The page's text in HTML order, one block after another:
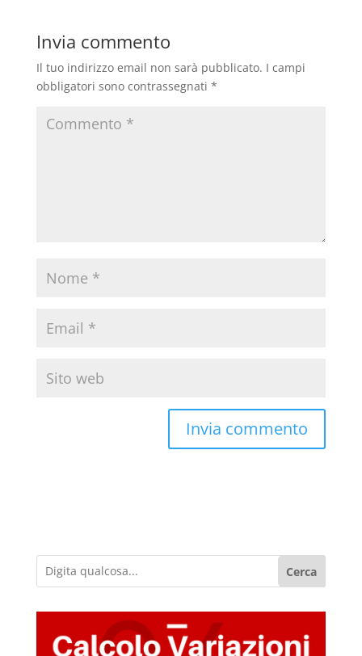
Invia commento
Il tuo indirizzo email non sarà pubblicato. I campi
obbligatori sono contrassegnati *
Cerca